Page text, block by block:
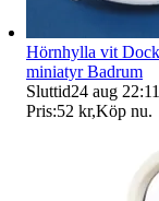
Hörnhylla vit
miniatyr Badrum
Sluttid24 aug 22:11
Pris:52 kr,Köp nu.